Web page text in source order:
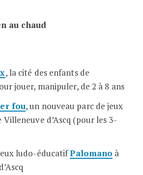
au chaud
, la cité des enfants de
jouer, manipuler, de 2 à 8 ans
fou, un nouveau parc de jeux
Villeneuve d’Ascq (pour les 3-
ludo-éducatifPalomano à